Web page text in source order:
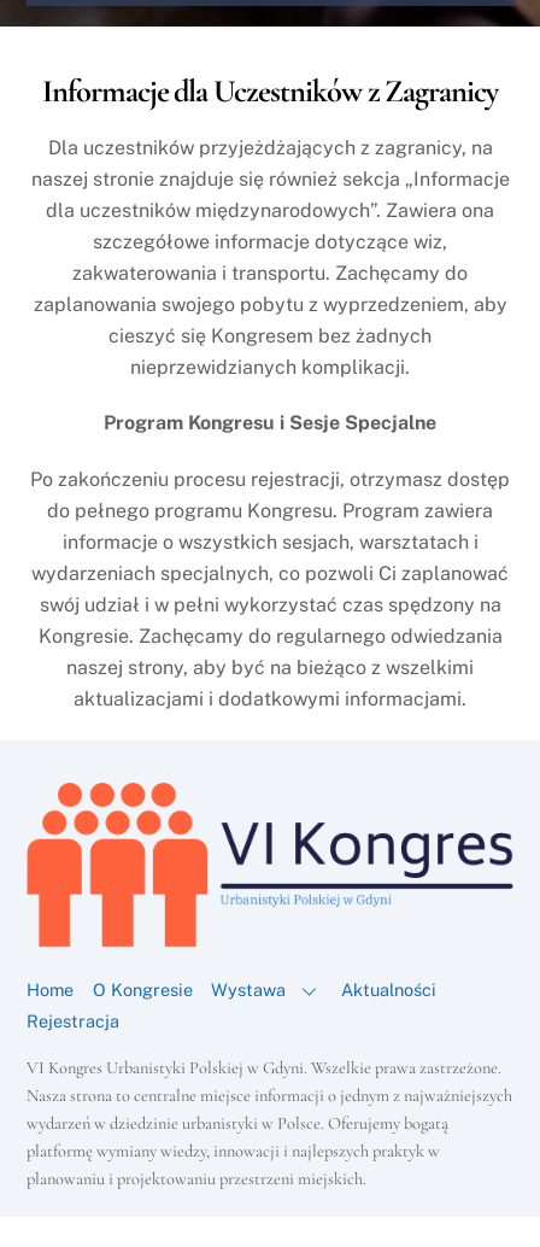
Informacje dla Uczestników z Zagranicy
Dla uczestników przyjeżdżających z zagranicy, na
naszej stronie znajduje się również sekcja „Informacje
dla uczestników międzynarodowych”. Zawiera ona
szczegółowe informacje dotyczące wiz,
zakwaterowania i transportu. Zachęcamy do
zaplanowania swojego pobytu z wyprzedzeniem, aby
cieszyć się Kongresem bez żadnych
nieprzewidzianych komplikacji.
Program Kongresu i Sesje Specjalne
Po zakończeniu procesu rejestracji, otrzymasz dostęp
do pełnego programu Kongresu. Program zawiera
informacje o wszystkich sesjach, warsztatach i
wydarzeniach specjalnych, co pozwoli Ci zaplanować
swój udział i w pełni wykorzystać czas spędzony na
Kongresie. Zachęcamy do regularnego odwiedzania
naszej strony, aby być na bieżąco z wszelkimi
aktualizacjami i dodatkowymi informacjami.
Home O Kongresie Wystawa
Aktualności
Rejestracja
VI Kongres Urbanistyki Polskiej w Gdyni. Wszelkie prawa zastrzeżone.
Nasza strona to centralne miejsce informacji o jednym z najważniejszych
wydarzeń w dziedzinie urbanistyki w Polsce. Oferujemy bogatą
platformę wymiany wiedzy, innowacji i najlepszych praktyk w
planowaniu i projektowaniu przestrzeni miejskich.